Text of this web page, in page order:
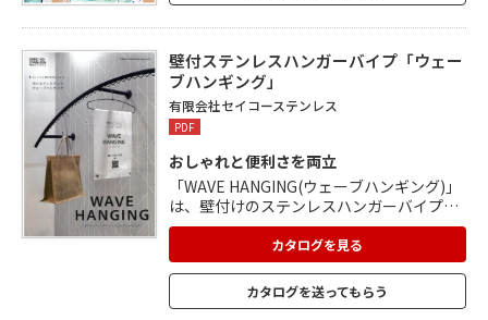
壁付ステンレスハンガーバイプ「ウェー
ブハンギング」
有限会社セイコーステンレス
PDF
おしゃれと便利さを両立
「WAVE HANGING(ウェーブハンギング)」
は、壁付けのステンレスハンガーバイプで
す。 普段よく使う洋服や小物をかけて、お
しゃれなオープンクローゼットに。 玄関に
取り付ければ、外出の際にコートやジャケ
ットを即座に使用でき便利。 アーチ型のハ
ンガーはラグジュアリーな演出にも最適。
カタログを見る
カタログを送ってもらう